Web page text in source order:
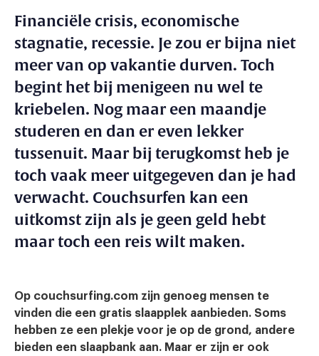
Financiële crisis, economische
stagnatie, recessie. Je zou er bijna niet
meer van op vakantie durven. Toch
begint het bij menigeen nu wel te
kriebelen. Nog maar een maandje
studeren en dan er even lekker
tussenuit. Maar bij terugkomst heb je
toch vaak meer uitgegeven dan je had
verwacht. Couchsurfen kan een
uitkomst zijn als je geen geld hebt
maar toch een reis wilt maken.
Op couchsurfing.com zijn genoeg mensen te
vinden die een gratis slaapplek aanbieden. Soms
hebben ze een plekje voor je op de grond, andere
bieden een slaapbank aan. Maar er zijn er ook